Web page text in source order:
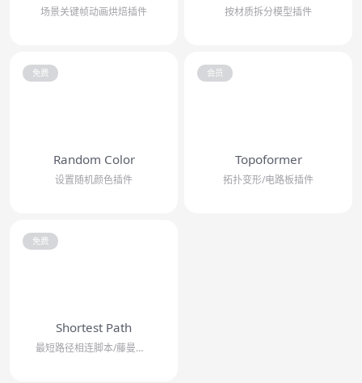
场景关键帧动画烘焙插件 按材质拆分模型插件
免费
Random Color
设置随机颜色插件
会员
Topoformer
拓扑变形/电路板插件
免费
Shortest Path
最短路径相连脚本/藤曼生长/粒子生长效果